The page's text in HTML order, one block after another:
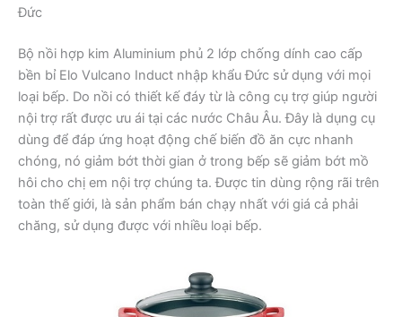
Đức
Bộ nồi hợp kim Aluminium phủ 2 lớp chống dính cao cấp
bền bỉ Elo Vulcano Induct nhập khẩu Đức sử dụng với mọi
loại bếp. Do nồi có thiết kế đáy từ là công cụ trợ giúp người
nội trợ rất được ưu ái tại các nước Châu Âu. Đây là dụng cụ
dùng để đáp ứng hoạt động chế biến đồ ăn cực nhanh
chóng, nó giảm bớt thời gian ở trong bếp sẽ giảm bớt mồ
hôi cho chị em nội trợ chúng ta. Được tin dùng rộng rãi trên
toàn thế giới, là sản phẩm bán chạy nhất với giá cả phải
chăng, sử dụng được với nhiều loại bếp.